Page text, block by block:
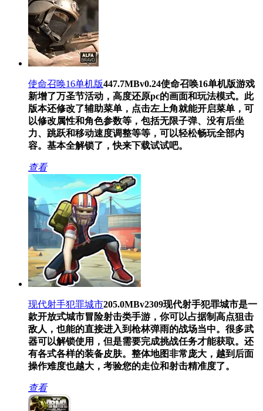
使命召唤16单机版447.7MBv0.24使命召唤16单机版游戏
新增了万圣节活动，高度还原pc的画面和玩法模式。此
版本还修改了辅助菜单，点击左上角就能开启菜单，可
以修改属性和角色参数等，包括无限子弹、没有后坐
力、跳跃和移动速度调整等等，可以轻松畅玩全部内
容。基本全解锁了，快来下载试试吧。
查看
现代射手犯罪城市205.0MBv2309现代射手犯罪城市是一
款开放式城市冒险射击类手游，你可以占据制高点狙击
敌人，也能的直接进入到枪林弹雨的战场当中。很多武
器可以解锁使用，但是需要完成挑战任务才能获取。还
有各式各样的装备皮肤。整体地图非常庞大，越到后面
操作难度也越大，考验您的走位和射击精准度了。
查看